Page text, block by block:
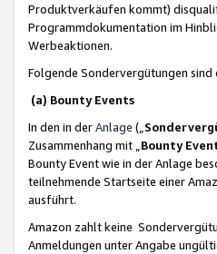
Produktverkäufen kommt)
Programmdokumentation im
Werbeaktionen.
Folgende Sondervergütungen
(a) Bounty Events
In den in derAnlage („
Zusammenhang mit „ Bounty
Bounty Event wie in der Anlage
teilnehmende Startseite einer
ausführt.
Amazon zahlt keine
Anmeldungen unter Angabe